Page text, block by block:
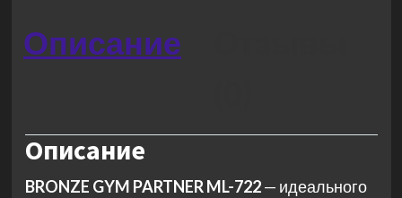
Описание
Описание
BRONZE GYM PARTNER ML-722— идеального